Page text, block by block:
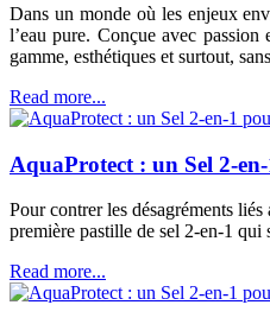
Dans un monde où les enjeux
l’eau pure. Conçue avec
gamme, esthétiques et surtout,
Read more...
AquaProtect : un Sel 2-
Pour contrer les désagréments
première pastille de sel 2-en-1 qui
Read more...